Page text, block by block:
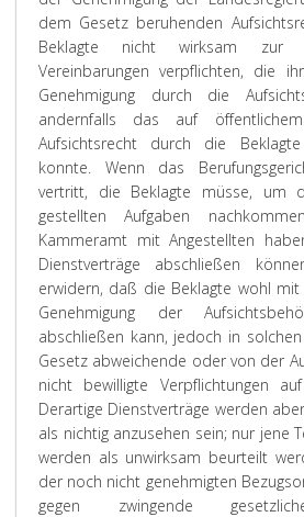
dem Gesetz beruhenden
Beklagte nicht wirksam zur
Vereinbarungen verpflichten, die
Genehmigung durch die
andernfalls das auf
Aufsichtsrecht durch die
konnte. Wenn das
vertritt, die Beklagte müsse, um
gestellten Aufgaben
Kammeramt mit Angestellten
Dienstverträge abschließen
erwidern, daß die Beklagte wohl
Genehmigung der
abschließen kann, jedoch in
Gesetz abweichende oder von der
nicht bewilligte Verpflichtungen
Derartige Dienstverträge werden
als nichtig anzusehen sein; nur jene
werden als unwirksam beurteilt
der noch nicht genehmigten
gegen zwingende